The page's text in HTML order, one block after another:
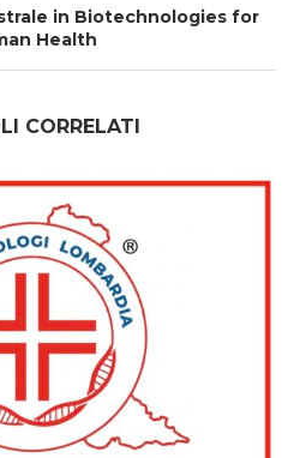
in Biotechnologies for
Health
CORRELATI